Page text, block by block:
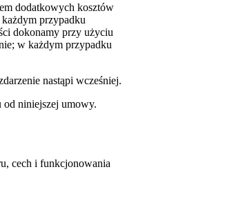
dodatkowych kosztów
przypadku
dokonamy przy użyciu
w każdym przypadku
nastąpi wcześniej.
od niniejszej umowy.
cech i funkcjonowania